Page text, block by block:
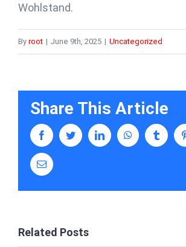
Wohlstand.
By root | June 9th, 2025 | Uncategorized
Share This Article
facebooktwitter linkedin whatsapptumblr
Email
Related Posts